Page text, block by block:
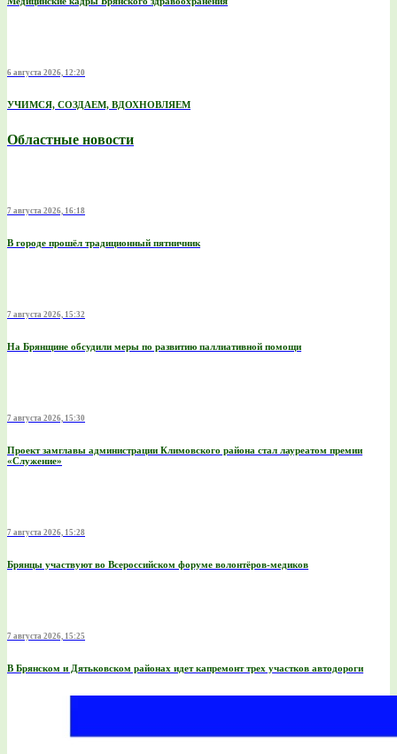
6 августа 2026, 12:20
УЧИМСЯ, СОЗДАЕМ, ВДОХНОВЛЯЕМ
Областные новости
7 августа 2026, 16:18
В городе прошёл традиционный пятничник
7 августа 2026, 15:32
На Брянщине обсудили меры по развитию паллиативной помощи
7 августа 2026, 15:30
Проект замглавы администрации Климовского района стал лауреатом премии
«Служение»
7 августа 2026, 15:28
Брянцы участвуют во Всероссийском форуме волонтёров-медиков
7 августа 2026, 15:25
В Брянском и Дятьковском районах идет капремонт трех участков автодороги